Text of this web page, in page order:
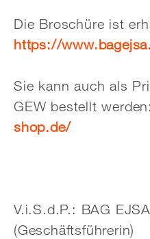
Die Broschüre ist
https://
Sie kann auch als
GEW bestellt werden:
shop.de/
V.i.S.d.P.: BAG
(Geschäftsführerin)